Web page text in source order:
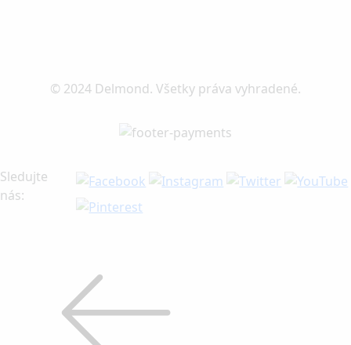
© 2024 Delmond. Všetky práva vyhradené.
Sledujte
nás: